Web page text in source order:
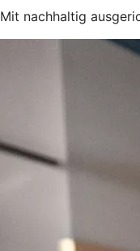
Mit nachhaltig